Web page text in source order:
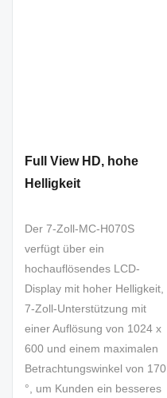
Full View HD, hohe
Helligkeit
Der 7-Zoll-MC-H070S
verfügt über ein
hochauflösendes LCD-
Display mit hoher Helligkeit,
7-Zoll-Unterstützung mit
einer Auflösung von 1024 x
600 und einem maximalen
Betrachtungswinkel von 170
°, um Kunden ein besseres